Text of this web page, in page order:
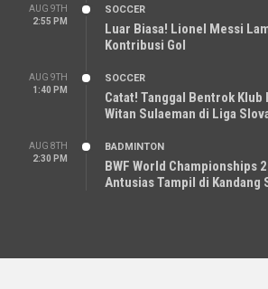
AUG 9TH
2:55 PM
SOCCER
Luar Biasa! Lionel Messi
Kontribusi Gol
AUG 9TH
1:40 PM
SOCCER
Catat! Tanggal Bentrok Klub
Witan Sulaeman di Liga
AUG 8TH
2:30 PM
BADMINTON
BWF World Championships
Antusias Tampil di Kandang